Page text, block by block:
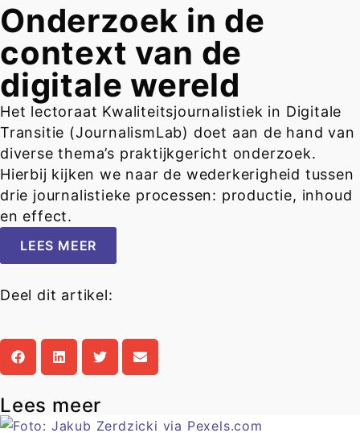
Onderzoek in de
context van de
digitale wereld
Het lectoraat Kwaliteitsjournalistiek in Digitale
Transitie (JournalismLab) doet aan de hand van
diverse thema’s praktijkgericht onderzoek.
Hierbij kijken we naar de wederkerigheid tussen
drie journalistieke processen: productie, inhoud
en effect.
LEES MEER
Deel dit artikel:
Lees meer